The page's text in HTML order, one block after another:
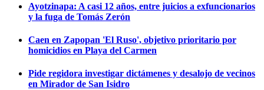
Ayotzinapa: A casi 12 años, entre juicios a exfuncionarios
y la fuga de Tomás Zerón
Caen en Zapopan 'El Ruso', objetivo prioritario por
homicidios en Playa del Carmen
Pide regidora investigar dictámenes y desalojo de vecinos
en Mirador de San Isidro